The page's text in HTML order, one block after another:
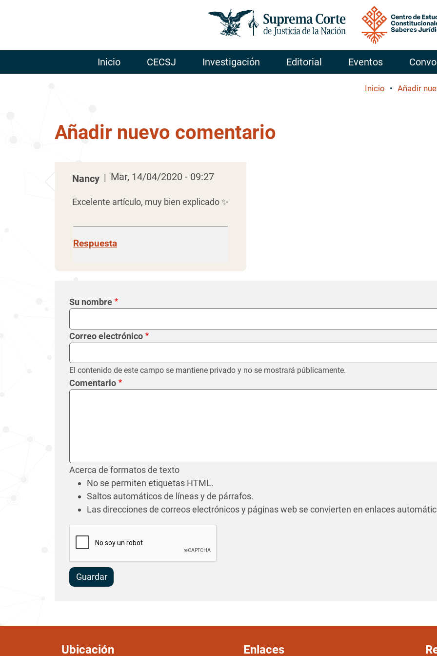
Pasar al contenido principal
Inicio CECSJ Investigación Editorial Eventos
Inicio Añadir
Añadir nuevo comentario
Nancy | Mar, 14/04/2020 - 09:27
Excelente artículo, muy bien explicado ✨
Respuesta
Su nombre
El contenido de este campo se mantiene privado y no se
Correo electrónico
El contenido de este campo se mantiene privado y no se mostrará públicamente.
Comentario
Acerca de formatos de texto
No se permiten etiquetas HTML.
Saltos automáticos de líneas y de párrafos.
Las direcciones de correos electrónicos y páginas web se convierten en enlaces
Guardar
Ubicación Enlaces